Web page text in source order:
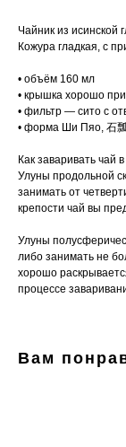
Чайник из
Кожура гладкая, с
• объём 160 мл
• крышка хорошо
• фильтр — сито с
• форма Ши Пяо, 石瓢
Как заваривать чай
Улуны продольной
занимать от
крепости чай вы
Улуны
либо занимать не
хорошо
процессе
Вам